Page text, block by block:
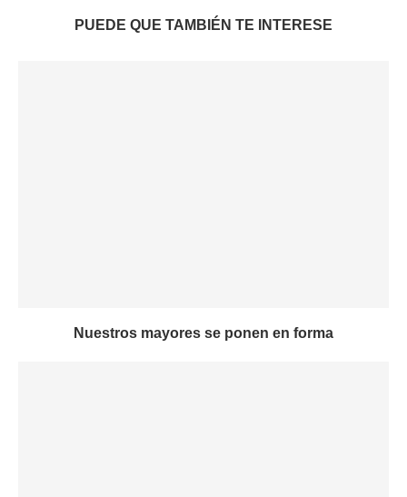
PUEDE QUE TAMBIÉN TE INTERESE
Nuestros mayores se ponen en forma